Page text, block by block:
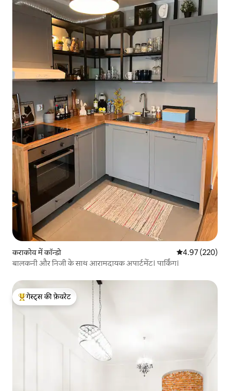
कराकोव में कॉन्डो औसत रेटिंग 5 में से
4.97 (220)
बालकनी और निजी के साथ आरामदायक अपार्टमेंट। पार्किंग।
गेस्ट्स का टॉप फ़ेवरेट
गेस्ट्स की फ़ेवरेट